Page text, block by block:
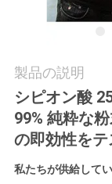
絡
し
な
さ
製品の説明
シピオン酸
99% 純粋な
の即効性をテ
私たちが供給して